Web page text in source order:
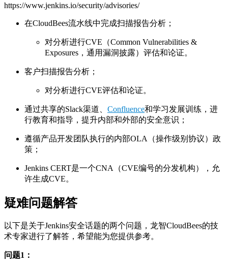
https://www.jenkins.io/security/advisories/
在CloudBees流水线中完成扫描报告分析；
对分析进行CVE（Common Vulnerabilities &
Exposures，通用漏洞披露）评估和论证。
客户扫描报告分析；
对分析进行CVE评估和论证。
通过共享的Slack渠道、 Confluence和学习发展训练，进
行教育和指导，提升内部和外部的安全意识；
遵循产品开发团队执行的内部OLA（操作级别协议）政
策；
Jenkins CERT是一个CNA（CVE编号的分发机构），允
许生成CVE。
疑难问题解答
以下是关于Jenkins安全话题的两个问题，龙智CloudBees的技
术专家进行了解答，希望能为您提供参考。
问题1：